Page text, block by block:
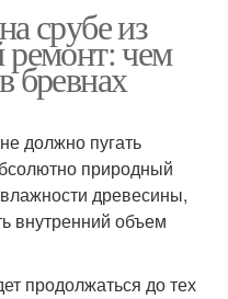
срубе из
чем
бревнах
должно пугать
природный
древесины,
внутренний объем
продолжаться до тех